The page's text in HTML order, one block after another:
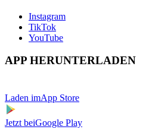
Instagram
TikTok
YouTube
APP HERUNTERLADEN
Laden imApp Store
Jetzt beiGoogle Play